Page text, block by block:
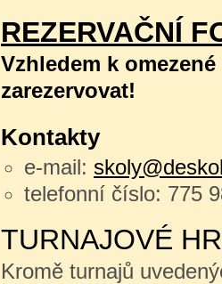
REZERVAČNÍ
Vzhledem k
zarezervovat!
Kontakty
e-mail:
telefonní číslo: 775
TURNAJOVÉ
Kromě turnajů